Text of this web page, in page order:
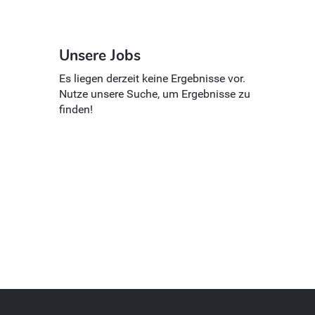
Unsere Jobs
Es liegen derzeit keine Ergebnisse vor.
Nutze unsere Suche, um Ergebnisse zu
finden!